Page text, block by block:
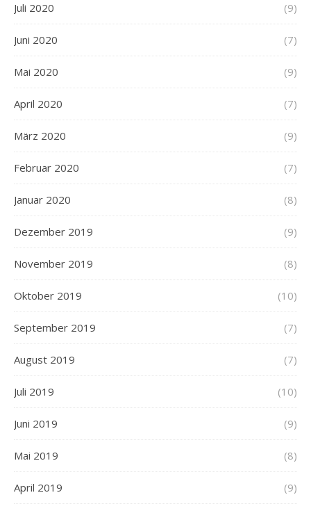
Juli 2020 (9)
Juni 2020 (7)
Mai 2020 (9)
April 2020 (7)
März 2020 (9)
Februar 2020 (7)
Januar 2020 (8)
Dezember 2019 (9)
November 2019 (8)
Oktober 2019 (10)
September 2019 (7)
August 2019 (7)
Juli 2019 (10)
Juni 2019 (9)
Mai 2019 (8)
April 2019 (9)